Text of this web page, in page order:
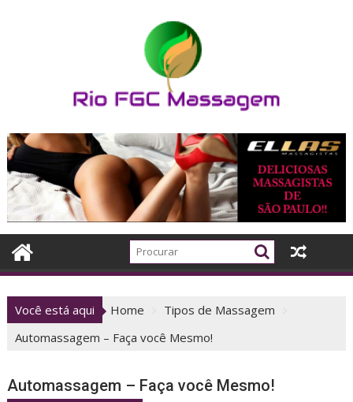
Você está aqui Home
Tipos de Massagem
Automassagem – Faça você Mesmo!
Automassagem – Faça você Mesmo!